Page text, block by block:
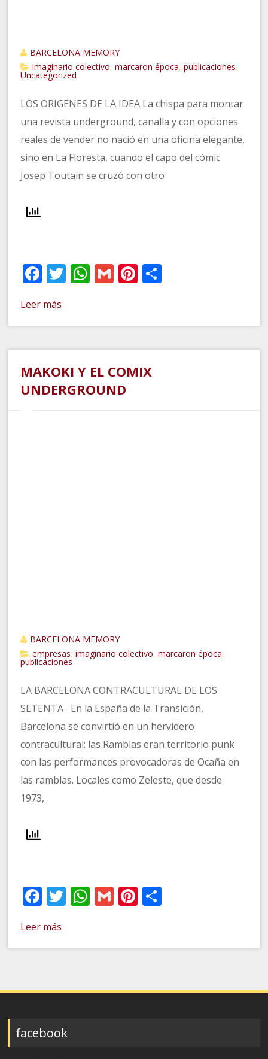
BARCELONA MEMORY
imaginario colectivo
,marcaron época ,publicaciones
Uncategorized
LOS ORIGENES DE LA IDEA La chispa para montar
una revista underground, canalla y con opciones
reales de vender no nació en una oficina elegante,
sino en La Floresta, cuando el capo del cómic
Josep Toutain se cruzó con otro
Facebook
Twitter
WhatsApp
GmailPinterest
Leer más
MAKOKI Y EL COMIX
UNDERGROUND
BARCELONA MEMORY
empresas
,imaginario colectivo ,marcaron época
publicaciones
LA BARCELONA CONTRACULTURAL DE LOS
SETENTA En la España de la Transición,
Barcelona se convirtió en un hervidero
contracultural: las Ramblas eran territorio punk
con las performances provocadoras de Ocaña en
las ramblas. Locales como Zeleste, que desde
1973,
Facebook
Twitter
WhatsApp
GmailPinterest
Leer más
facebook